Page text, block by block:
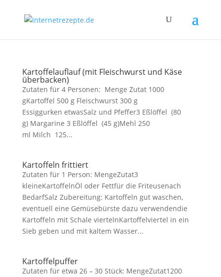
Kartoffelauflauf (mit Fleischwurst und Käse
überbacken)
Zutaten für 4 Personen: Menge Zutat 1000
gKartoffel 500 g Fleischwurst 300 g
Essiggurken etwasSalz und Pfeffer3 Eßlöffel (80
g) Margarine 3 Eßlöffel (45 g)Mehl 250
ml Milch 125...
Kartoffeln frittiert
Zutaten für 1 Person: MengeZutat3
kleineKartoffelnÖl oder Fettfür die Friteusenach
BedarfSalz Zubereitung: Kartoffeln gut waschen,
eventuell eine Gemüsebürste dazu verwendendie
Kartoffeln mit Schale viertelnKartoffelviertel in ein
Sieb geben und mit kaltem Wasser...
Kartoffelpuffer
Zutaten für etwa 26 – 30 Stück: MengeZutat1200